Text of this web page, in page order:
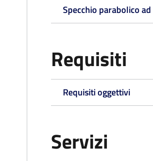
Specchio parabolico
Requisiti
Requisiti oggettivi
Servizi